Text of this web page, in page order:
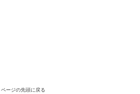
ページの先頭に戻る